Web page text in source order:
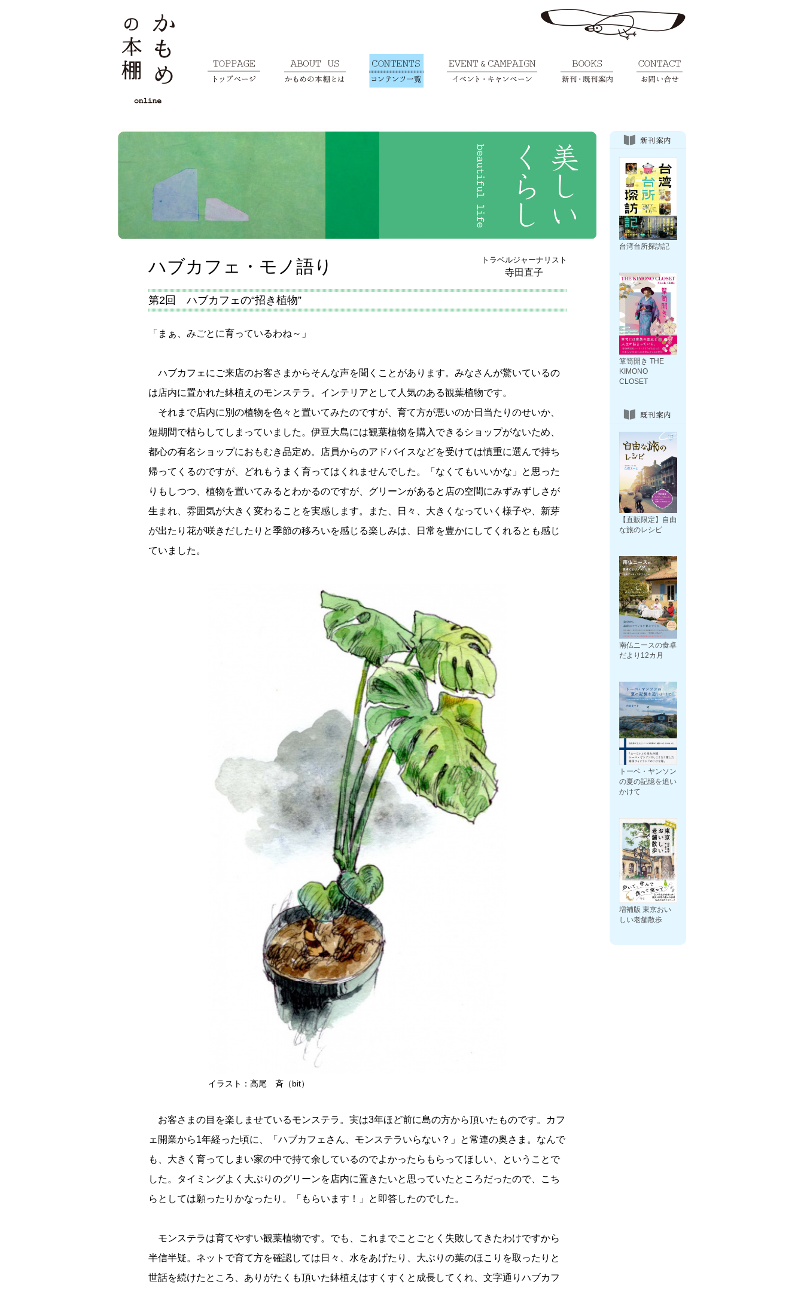
ハブカフェ・モノ語り トラベルジャーナリスト
寺田直子
第2回 ハブカフェの“招き植物”
「まぁ、みごとに育っているわね～」
ハブカフェにご来店のお客さまからそんな声を聞くことがあります。みなさんが驚いているの
は店内に置かれた鉢植えのモンステラ。インテリアとして人気のある観葉植物です。
それまで店内に別の植物を色々と置いてみたのですが、育て方が悪いのか日当たりのせいか、
短期間で枯らしてしまっていました。伊豆大島には観葉植物を購入できるショップがないため、
都心の有名ショップにおもむき品定め。店員からのアドバイスなどを受けては慎重に選んで持ち
帰ってくるのですが、どれもうまく育ってはくれませんでした。「なくてもいいかな」と思った
りもしつつ、植物を置いてみるとわかるのですが、グリーンがあると店の空間にみずみずしさが
生まれ、雰囲気が大きく変わることを実感します。また、日々、大きくなっていく様子や、新芽
が出たり花が咲きだしたりと季節の移ろいを感じる楽しみは、日常を豊かにしてくれるとも感じ
ていました。
イラスト：高尾 斉（bit）
お客さまの目を楽しませているモンステラ。実は3年ほど前に島の方から頂いたものです。カフ
ェ開業から1年経った頃に、「ハブカフェさん、モンステラいらない？」と常連の奥さま。なんで
も、大きく育ってしまい家の中で持て余しているのでよかったらもらってほしい、ということで
した。タイミングよく大ぶりのグリーンを店内に置きたいと思っていたところだったので、こち
らとしては願ったりかなったり。「もらいます！」と即答したのでした。
モンステラは育てやすい観葉植物です。でも、これまでことごとく失敗してきたわけですから
半信半疑。ネットで育て方を確認しては日々、水をあげたり、大ぶりの葉のほこりを取ったりと
世話を続けたところ、ありがたくも頂いた鉢植えはすくすくと成長してくれ、文字通りハブカフ
台湾台所探訪記
箪笥開き THE
KIMONO
CLOSET
【直販限定】自由
な旅のレシピ
南仏ニースの食卓
だより12カ月
トーベ・ヤンソン
の夏の記憶を追い
かけて
増補版 東京おい
しい老舗散歩